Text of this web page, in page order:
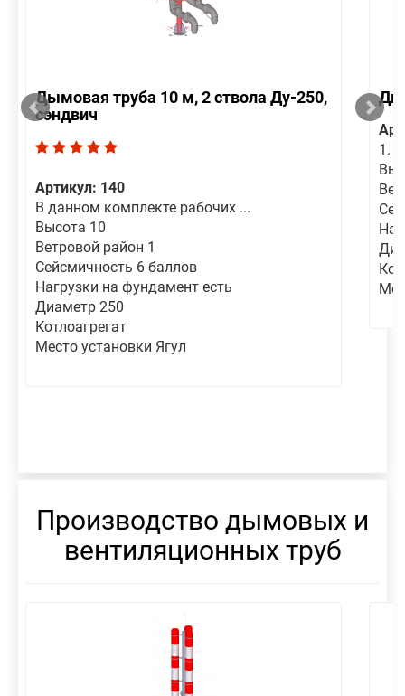
Дымовая труба 10 м, 2 ствола Ду-250,
сэндвич
Артикул: 140
В данном комплекте рабочих ...
Высота 10
Ветровой район 1
Сейсмичность 6 баллов
Нагрузки на фундамент есть
Диаметр 250
Котлоагрегат
Место установки Ягул
1.
Производство дымовых и
вентиляционных труб